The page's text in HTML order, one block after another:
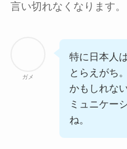
言い切れなくなります。
ガメ
特に日本人
とらえがち
かもしれな
ミュニケー
ね。